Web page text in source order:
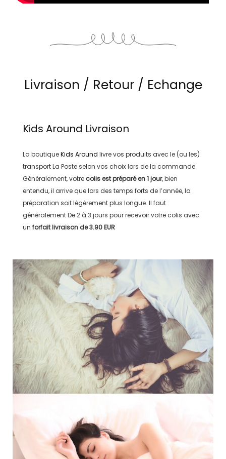
Livraison / Retour / Echange
Kids Around Livraison
La boutiqueKids Around livre vos produits avec le (ou les)
transportLa Posteselon vos choix lors de la commande.
Généralement, votre colis est préparé en1 jour, bien
entendu, il arrive que lors des temps forts de l’année, la
préparation soit légérement plus longue. Il faut
généralementDe 2 à 3 jours pour recevoir votre colis avec
un forfait livraison de3.90 EUR